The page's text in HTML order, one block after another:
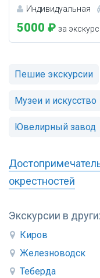
Экскурсии в
Киров
Железноводск
Теберда
Индивидуальная
5000 ₽ за
Пешие экскурсии
Музеи и искусство
Ювелирный завод
окрестностей